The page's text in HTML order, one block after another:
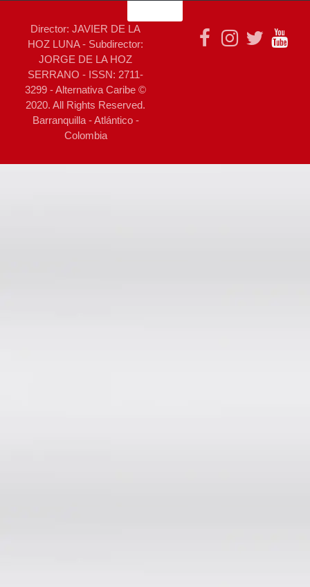
Director: JAVIER DE LA
HOZ LUNA - Subdirector:
JORGE DE LA HOZ
SERRANO - ISSN: 2711-
3299 - Alternativa Caribe ©
2020. All Rights Reserved.
Barranquilla - Atlántico -
Colombia